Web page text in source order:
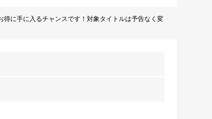
に手に入るチャンスです！対象タイトルは予告なく変